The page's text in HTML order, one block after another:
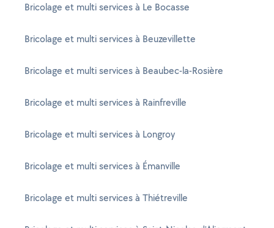
Bricolage et multi services à Le Bocasse
Bricolage et multi services à Beuzevillette
Bricolage et multi services à Beaubec-la-Rosière
Bricolage et multi services à Rainfreville
Bricolage et multi services à Longroy
Bricolage et multi services à Émanville
Bricolage et multi services à Thiétreville